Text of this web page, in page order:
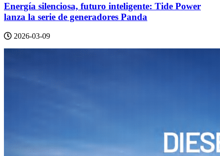
Energía silenciosa, futuro inteligente: Tide Power
lanza la serie de generadores Panda
2026-03-09